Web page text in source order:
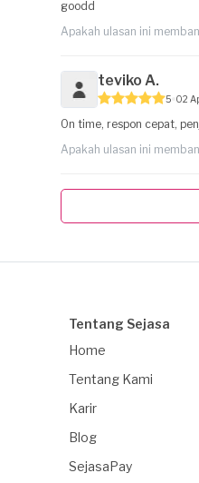
goodd
Apakah ulasan ini
teviko A.
5 02
On time, respon cepat,
Apakah ulasan ini
Tentang Sejasa
Home
Tentang Kami
Karir
Blog
SejasaPay